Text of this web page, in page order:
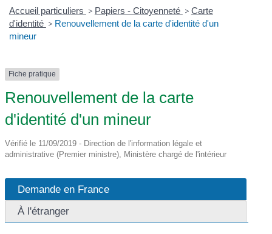
Accueil particuliers > Papiers - Citoyenneté > Carte
d'identité > Renouvellement de la carte d'identité d'un
mineur
Fiche pratique
Renouvellement de la carte
d'identité d'un mineur
Vérifié le 11/09/2019 - Direction de l'information légale et
administrative (Premier ministre), Ministère chargé de l'intérieur
Demande en France
À l'étranger